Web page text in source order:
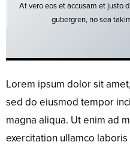
At vero eos et accusam et justo
gubergren, no sea
Lorem ipsum dolor sit
sed do eiusmod tempor
magna aliqua. Ut enim ad
exercitation ullamco